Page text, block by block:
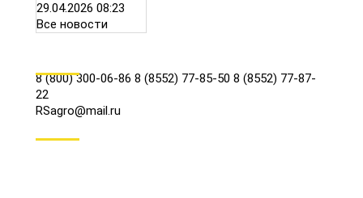
29.04.2026 08:23
Все новости
8 (800) 300-06-86 8 (8552) 77-85-50 8 (8552) 77-87-
22
RSagro@mail.ru